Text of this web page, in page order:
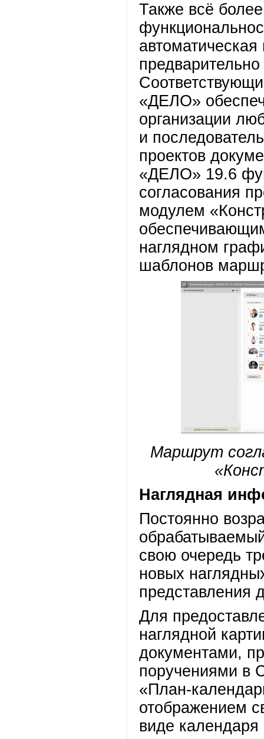
Также всё
«ДЕЛО»
организации
и
проектов
«ДЕЛО» 19.6
согласования
модулем
наглядном
шаблонов
Маршрут
Наглядная
Постоянно
свою очередь
новых
представления
Для
наглядной
документами,
поручениями
«План-
отображением
виде